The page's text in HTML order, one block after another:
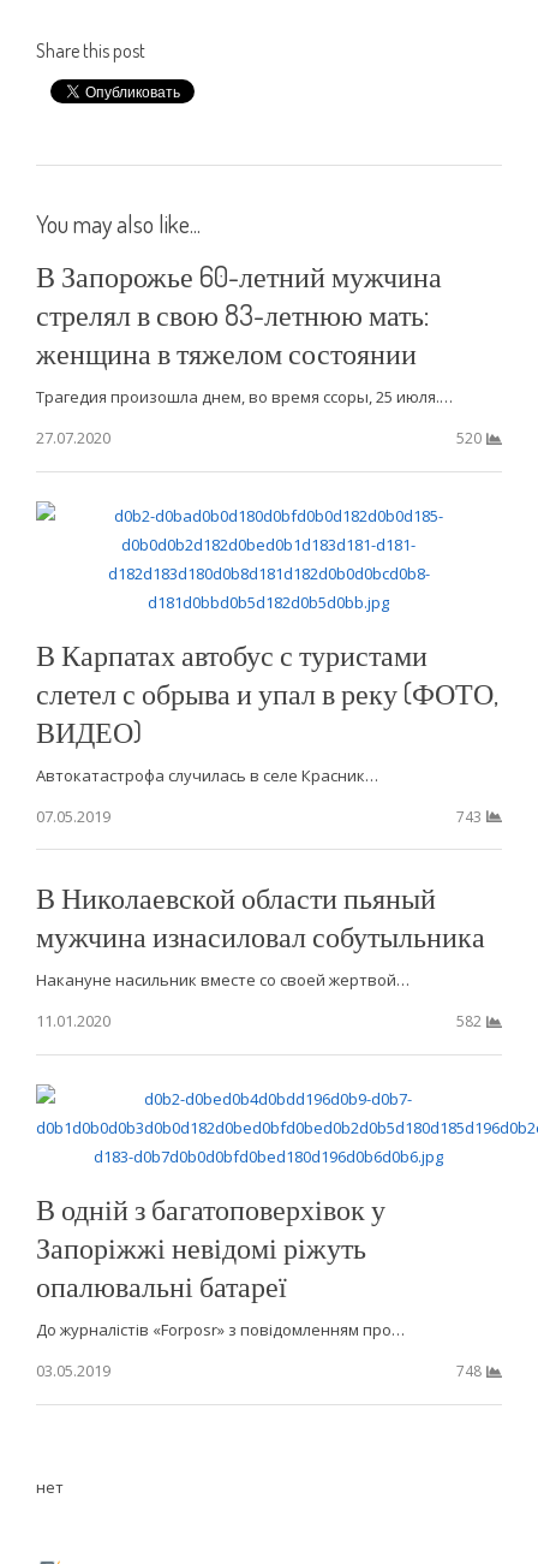
Share this post
You may also like...
В Запорожье 60-летний мужчина
стрелял в свою 83-летнюю мать:
женщина в тяжелом состоянии
Трагедия произошла днем, во время ссоры, 25 июля.…
27.07.2020
520
В Карпатах автобус с туристами
слетел с обрыва и упал в реку (ФОТО,
ВИДЕО)
Автокатастрофа случилась в селе Красник…
07.05.2019
743
В Николаевской области пьяный
мужчина изнасиловал собутыльника
Накануне насильник вместе со своей жертвой…
11.01.2020
582
В одній з багатоповерхівок у
Запоріжжі невідомі ріжуть
опалювальні батареї
До журналістів «Forposr» з повідомленням про…
03.05.2019
748
нет